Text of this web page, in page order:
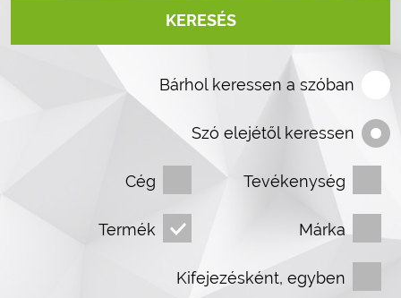
KERESÉS
Bárhol keressen a szóban
Szó elejétől keressen
Cég Tevékenység
Termék Márka
Kifejezésként, egyben